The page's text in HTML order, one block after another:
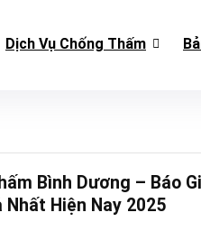
Dịch Vụ Chống Thấm
Bình Dương – Báo
Nhất Hiện Nay 2025